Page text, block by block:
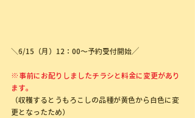
＼6/15（月）12：00～予約受付開始╱
※事前にお配りしましたチラシと料金に変更があり
ます。
（収穫するとうもろこしの品種が黄色から白色に変
更となったため）